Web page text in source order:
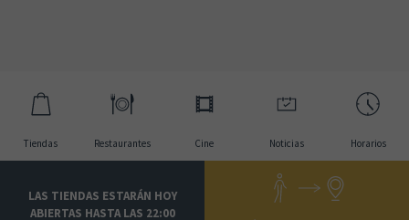
Tiendas Restaurantes Cine Noticias Horarios
LAS TIENDAS ESTARÁN HOY
ABIERTAS HASTA LAS 22:00